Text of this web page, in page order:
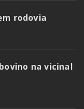
rodovia
na vicinal